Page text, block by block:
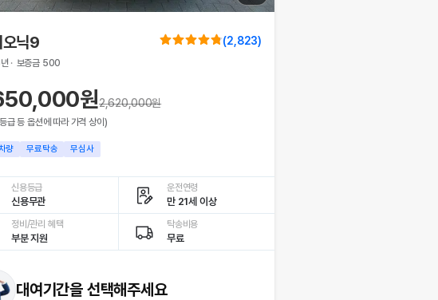
오닉9 (2,823)
년 · 보증금 500
원2,620,000원
급 등 옵션에 따라 가격 상이)
량 무료탁송 무심사
신용등급
신용무관
운전연령
만 21세 이상
정비/관리 혜택
부분 지원
탁송비용
무료
대여기간을 선택해주세요